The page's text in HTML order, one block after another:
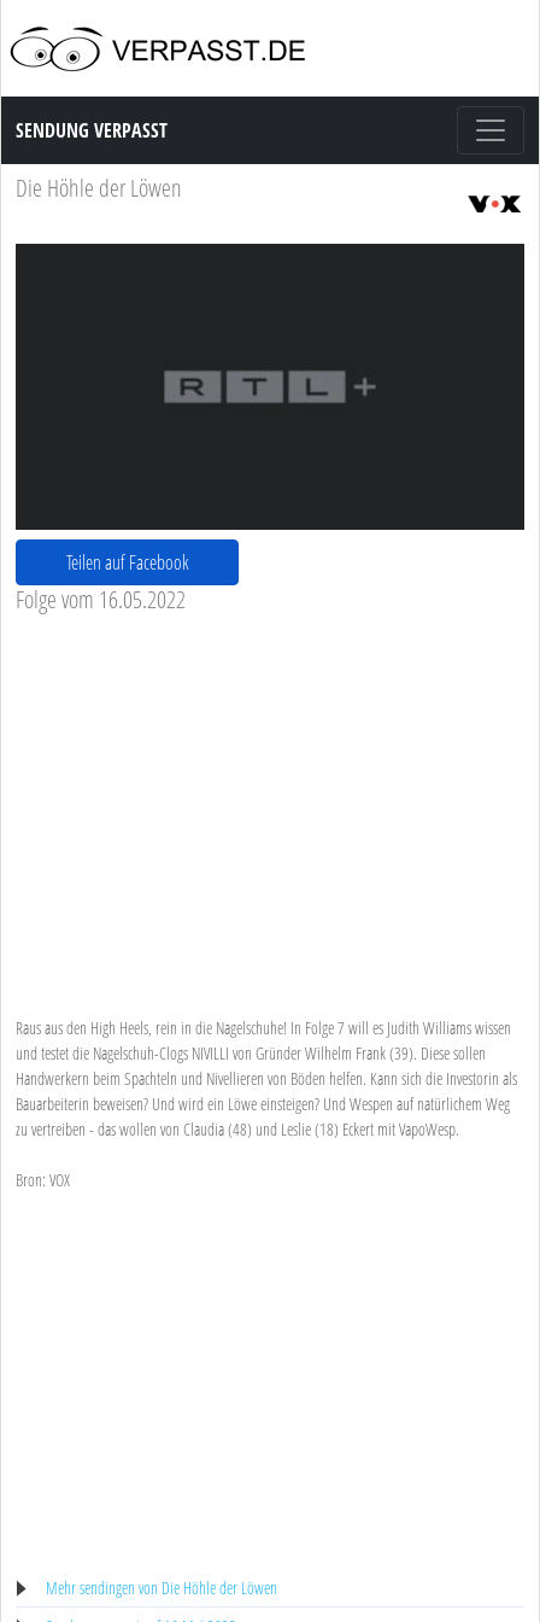
Sendung Verpasst
SENDUNG VERPASST
Die Höhle der Löwen
Teilen auf Facebook
Folge vom 16.05.2022
Raus aus den High Heels, rein in die Nagelschuhe! In Folge 7 will es Judith Williams wissen
und testet die Nagelschuh-Clogs NIVILLI von Gründer Wilhelm Frank (39). Diese sollen
Handwerkern beim Spachteln und Nivellieren von Böden helfen. Kann sich die Investorin als
Bauarbeiterin beweisen? Und wird ein Löwe einsteigen? Und Wespen auf natürlichem Weg
zu vertreiben - das wollen von Claudia (48) und Leslie (18) Eckert mit VapoWesp.
Bron: VOX
Mehr sendingen von Die Höhle der Löwen